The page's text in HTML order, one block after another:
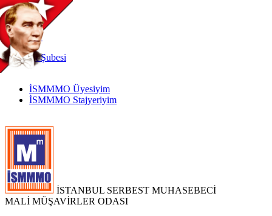
TR
|
EN
İnternetŞubesi
İSMMMO Üyesiyim
İSMMMO Stajyeriyim
İSTANBUL SERBEST MUHASEBECİ
MALİ MÜŞAVİRLER ODASI